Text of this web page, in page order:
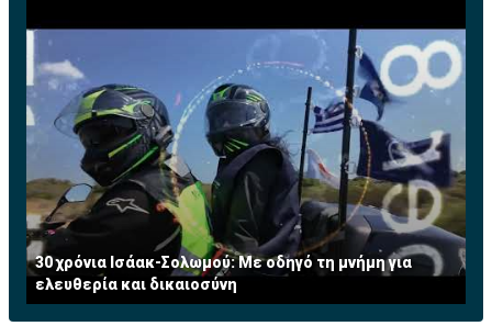
30 χρόνια Ισάακ-Σολωμού: Με οδηγό τη μνήμη για
ελευθερία και δικαιοσύνη